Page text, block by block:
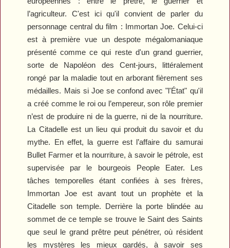
l’agriculteur. C'est ici qu'il convient de parler du
personnage central du film : Immortan Joe. Celui-ci
est à première vue un despote mégalomaniaque
présenté comme ce qui reste d'un grand guerrier,
sorte de Napoléon des Cent-jours, littéralement
rongé par la maladie tout en arborant fièrement ses
médailles. Mais si Joe se confond avec "l'État" qu'il
a créé comme le roi ou l’empereur, son rôle premier
n’est de produire ni de la guerre, ni de la nourriture.
La Citadelle est un lieu qui produit du savoir et du
mythe. En effet, la guerre est l’affaire du samurai
Bullet Farmer et la nourriture, à savoir le pétrole, est
supervisée par le bourgeois People Eater. Les
tâches temporelles étant confiées à ses frères,
Immortan Joe est avant tout un prophète et la
Citadelle son temple. Derrière la porte blindée au
sommet de ce temple se trouve le Saint des Saints
que seul le grand prêtre peut pénétrer, où résident
les mystères les mieux gardés, à savoir ses